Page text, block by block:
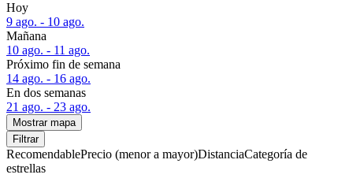
Hoy
9 ago. - 10 ago.
Mañana
10 ago. - 11 ago.
Próximo fin de semana
14 ago. - 16 ago.
En dos semanas
21 ago. - 23 ago.
Mostrar mapa
Filtrar
RecomendablePrecio (menor a mayor)DistanciaCategoría de
estrellas